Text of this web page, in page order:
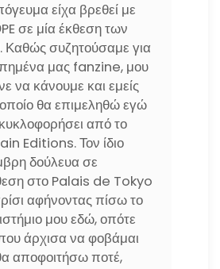
είχα βρεθεί με
σε μία έκθεση των
Καθώς συζητούσαμε για
μας fanzine, μου
να κάνουμε και εμείς
θα επιμεληθώ εγώ
από το
Editions. Τον ίδιο
δούλευα σε
στο Palais de Tokyo
αφήνοντας πίσω το
μου εδώ, οπότε
άρχισα να φοβάμαι
αποφοιτήσω ποτέ,